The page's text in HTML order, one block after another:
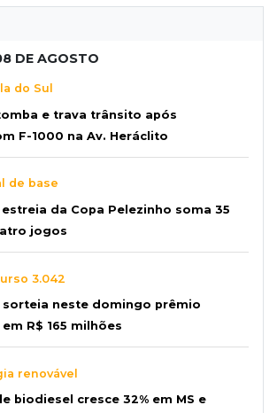
DE AGOSTO
do Sul
e trava trânsito após
F-1000 na Av. Heráclito
de base
da Copa Pelezinho soma 35
jogos
3.042
sorteia neste domingo prêmio
R$ 165 milhões
renovável
biodiesel cresce 32% em MS e